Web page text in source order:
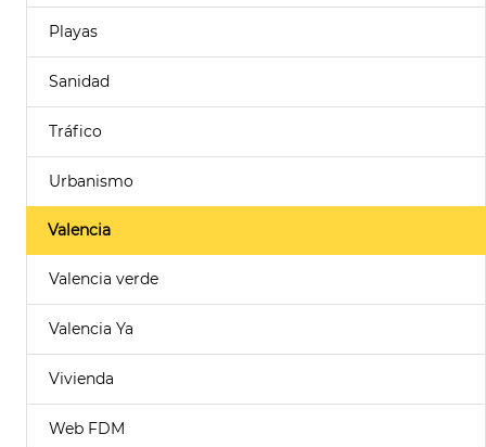
Playas
Sanidad
Tráfico
Urbanismo
Valencia
Valencia verde
Valencia Ya
Vivienda
Web FDM